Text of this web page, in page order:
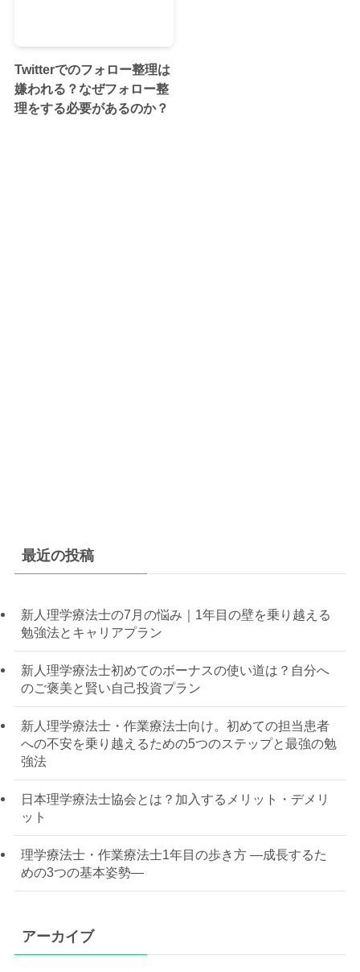
Twitterでのフォロー整理は
嫌われる？なぜフォロー整
理をする必要があるのか？
最近の投稿
新人理学療法士の7月の悩み｜1年目の壁を乗り越える
勉強法とキャリアプラン
新人理学療法士初めてのボーナスの使い道は？自分へ
のご褒美と賢い自己投資プラン
新人理学療法士・作業療法士向け。初めての担当患者
への不安を乗り越えるための5つのステップと最強の勉
強法
日本理学療法士協会とは？加入するメリット・デメリ
ット
理学療法士・作業療法士1年目の歩き方 —成長するた
めの3つの基本姿勢—
アーカイブ